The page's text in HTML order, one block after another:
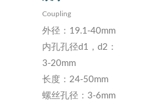
Coupling
外径：19.1-40mm
内孔孔径d1，d2：
3-20mm
长度：24-50mm
螺丝孔径：3-6mm